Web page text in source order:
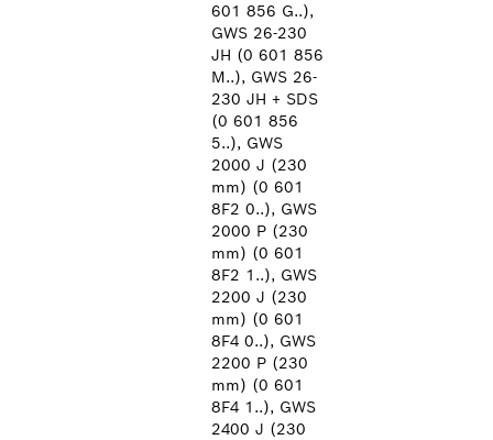
601 856 G..),
GWS 26-230
JH (0 601 856
M..), GWS 26-
230 JH + SDS
(0 601 856
5..), GWS
2000 J (230
mm) (0 601
8F2 0..), GWS
2000 P (230
mm) (0 601
8F2 1..), GWS
2200 J (230
mm) (0 601
8F4 0..), GWS
2200 P (230
mm) (0 601
8F4 1..), GWS
2400 J (230